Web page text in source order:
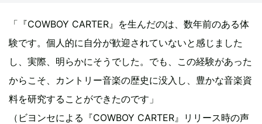
「『COWBOY CARTER』を生んだのは、数年前のある体
験です。個人的に自分が歓迎されていないと感じました
し、実際、明らかにそうでした。でも、この経験があった
からこそ、カントリー音楽の歴史に没入し、豊かな音楽資
料を研究することができたのです」
（ビヨンセによる『COWBOY CARTER』リリース時の声